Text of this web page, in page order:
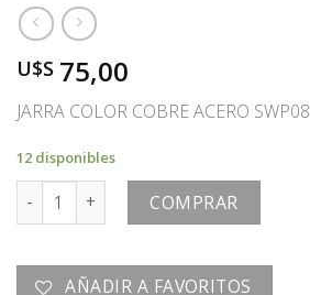
U$S 75,00
JARRA COLOR COBRE ACERO SWP08
12 disponibles
JARRA cantidad COMPRAR
AÑADIR A FAVORITOS